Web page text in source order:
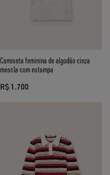
Camiseta feminina de algodão cinza
mescla com estampa
R$ 1.700